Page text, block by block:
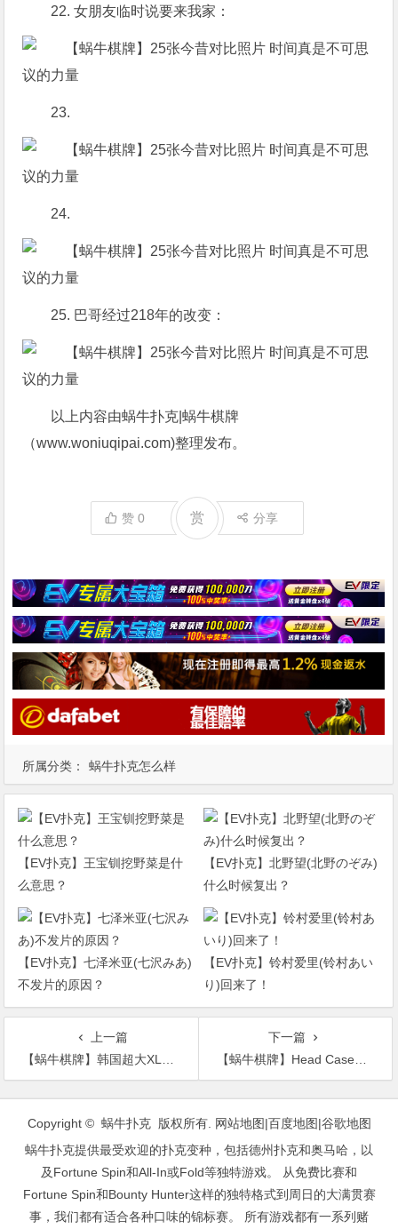
所属分类： 蜗牛扑克怎么样
22. 女朋友临时说要来我家：
23.
24.
25. 巴哥经过218年的改变：
以上内容由蜗牛扑克|蜗牛棋牌
（www.woniuqipai.com)整理发布。
赞0 赏 分享
【EV扑克】王宝钏挖野菜是什
么意思？
【EV扑克】北野望(北野のぞみ)
什么时候复出？
【EV扑克】七泽米亚(七沢みあ)
不发片的原因？
【EV扑克】铃村爱里(铃村あい
り)回来了！
上一篇
【蜗牛棋牌】韩国超大XL烧酒杯 XL酒杯可装半瓶烧酒
下一篇
【蜗牛棋牌】Head Case客制化行李箱 绝对不再拿错行李箱
文
Copyright © 蜗牛扑克 版权所有. 网站地图|百度地图|谷歌地图
蜗牛扑克提供最受欢迎的扑克变种，包括德州扑克和奥马哈，以
及Fortune Spin和All-In或Fold等独特游戏。 从免费比赛和
Fortune Spin和Bounty Hunter这样的独特格式到周日的大满贯赛
事，我们都有适合各种口味的锦标赛。 所有游戏都有一系列赌